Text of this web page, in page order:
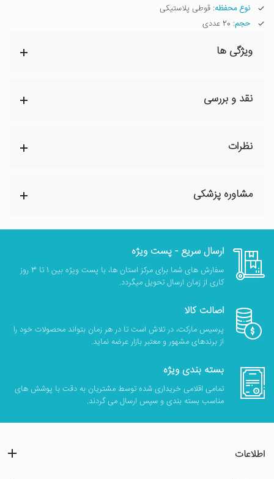
نوع محفظه: قوطی پلاستیکی
حجم: 20 عددی
ویژگی ها
نقد و بررسی
نظرات
مشاوره پزشکی
ارسال سریع - پست ویژه
سفارش های شما برای مرکز استان ها، با پست ویژه بین 1 تا 3 روز
کاری از زمان ارسال تحویل میگردد.
اصالت کالا
پرسیس مارکت، در تلاش است تا در هر زمان بتواند محصولات خود را
از برندهای مشهور و معتبر بازار عرضه نماید.
بسته بندی ویژه
تمامی اقلامی خریداری شده توسط مشتریان به دقت با پوشش های
مناسب بسته بندی و سپس ارسال می گردند.
اطلاعات